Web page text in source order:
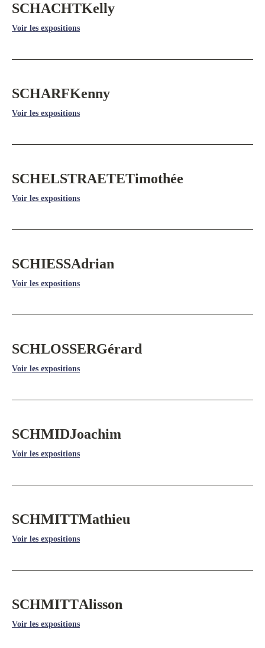
SCHACHTKelly
Voir les expositions
SCHARFKenny
Voir les expositions
SCHELSTRAETETimothée
Voir les expositions
SCHIESSAdrian
Voir les expositions
SCHLOSSERGérard
Voir les expositions
SCHMIDJoachim
Voir les expositions
SCHMITTMathieu
Voir les expositions
SCHMITTAlisson
Voir les expositions